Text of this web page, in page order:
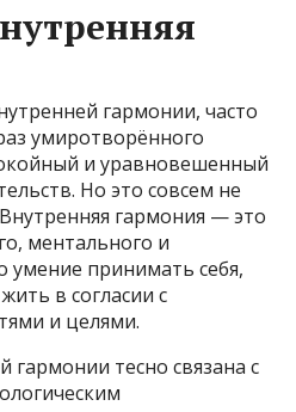
гармонии, часто
умиротворённого
и уравновешенный
Но это совсем не
гармония — это
ментального и
умение принимать себя,
в согласии с
и целями.
гармонии тесно связана с